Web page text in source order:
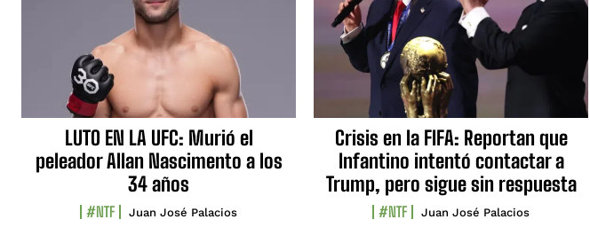
LUTO EN LA UFC: Murió el
peleador Allan Nascimento a los
34 años
#NTF Juan José Palacios
Crisis en la FIFA: Reportan que
Infantino intentó contactar a
Trump, pero sigue sin respuesta
#NTF Juan José Palacios